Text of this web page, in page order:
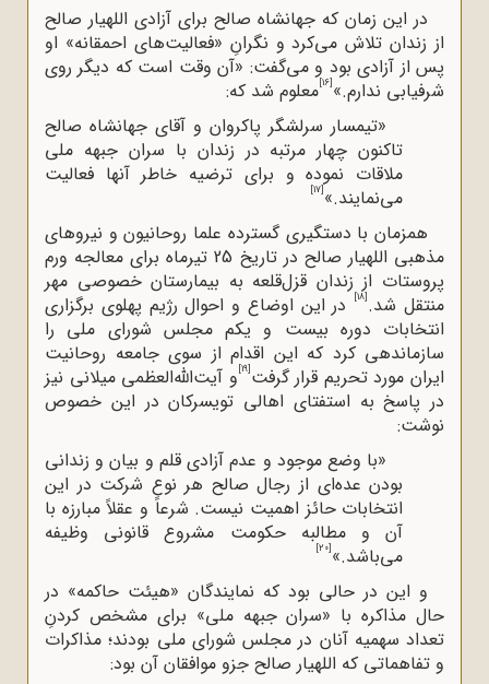
در این زمان که جهانشاه صالح برای آزادی اللهیار صالح
از زندان تلاش می‌کرد و نگرانِ «فعالیت‌های احمقانه» او
پس از آزادی بود و می‌گفت: «آن وقت است که دیگر روی
شرفیابی ندارم.» [16]معلوم شد که:
«تیمسار سرلشگر پاکروان و آقای جهانشاه صالح
تاکنون چهار مرتبه در زندان با سران جبهه ملی
ملاقات نموده و برای ترضیه خاطر آنها فعالیت
می‌نمایند.» [17]
همزمان با دستگیری‌ گسترده علما روحانیون و نیروهای
مذهبی اللهیار صالح در تاریخ 25 تیرماه برای معالجه ورم
پروستات از زندان قزل‌قلعه به بیمارستان خصوصی مهر
منتقل شد. [18]
در این اوضاع و احوال رژیم پهلوی برگزاری
انتخابات دوره بیست و یکم مجلس شورای ملی را
سازماندهی کرد که این اقدام از سوی جامعه روحانیت
ایران مورد تحریم قرار گرفت [19] و آیت‌الله‌‌العظمی میلانی نیز
در پاسخ به استفتای اهالی تویسرکان در این خصوص
نوشت:
«با وضع موجود و عدم آزادی قلم و بیان و زندانی
بودن عده‌ای از رجال صالح هر نوع شرکت در این
انتخابات حائز اهمیت نیست. شرعاً و عقلاً مبارزه با
آن و مطالبه حکومت مشروع قانونی وظیفه
می‌باشد.» [20]
و این در حالی بود که نمایندگان «هیئت حاکمه» در
حال مذاکره با «سران جبهه ملی» برای مشخص کردنِ
تعداد سهمیه آنان در مجلس شورای ملی بودند؛ مذاکرات
و تفاهماتی که اللهیار صالح جزو موافقان آن بود: